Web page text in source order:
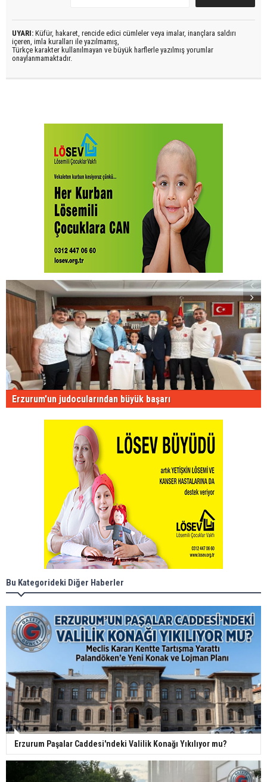
UYARI: Küfür, hakaret, rencide edici cümleler veya imalar, inançlara saldırı
içeren, imla kuralları ile yazılmamış,
Türkçe karakter kullanılmayan ve büyük harflerle yazılmış yorumlar
onaylanmamaktadır.
Erzurum'un judocularından büyük başarı
Bu Kategorideki Diğer Haberler
Erzurum Paşalar Caddesi'ndeki Valilik Konağı Yıkılıyor mu?